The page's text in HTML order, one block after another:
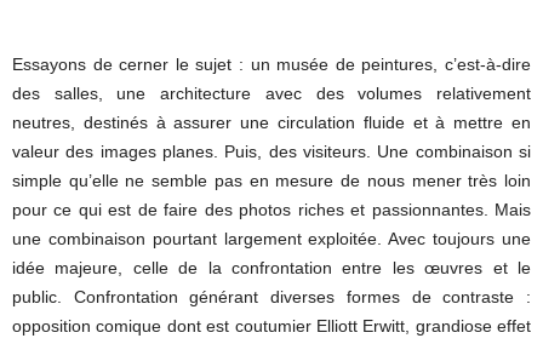
Essayons de cerner le sujet : un musée de peintures, c’est-à-dire
des salles, une architecture avec des volumes relativement
neutres, destinés à assurer une circulation fluide et à mettre en
valeur des images planes. Puis, des visiteurs. Une combinaison si
simple qu’elle ne semble pas en mesure de nous mener très loin
pour ce qui est de faire des photos riches et passionnantes. Mais
une combinaison pourtant largement exploitée. Avec toujours une
idée majeure, celle de la confrontation entre les œuvres et le
public. Confrontation générant diverses formes de contraste :
opposition comique dont est coutumier Elliott Erwitt, grandiose effet